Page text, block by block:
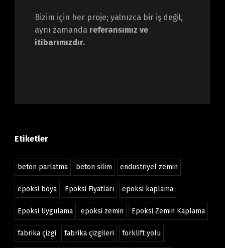
Bizim için her proje; yalnızca bir iş değil,
aynı zamanda referansımız ve
itibarımızdır.
Etiketler
beton parlatma beton silim endüstriyel zemin
epoksi boya Epoksi Fiyatları epoksi kaplama
Epoksi Uygulama epoksi zemin Epoksi Zemin Kaplama
fabrika çizgi fabrika çizgileri forklift yolu